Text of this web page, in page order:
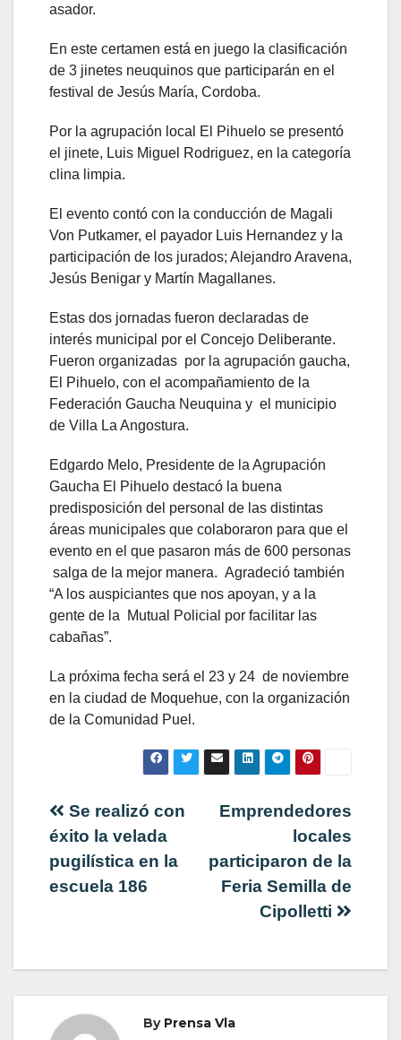
asador.
En este certamen está en juego la clasificación
de 3 jinetes neuquinos que participarán en el
festival de Jesús María, Cordoba.
Por la agrupación local El Pihuelo se presentó
el jinete, Luis Miguel Rodriguez, en la categoría
clina limpia.
El evento contó con la conducción de Magali
Von Putkamer, el payador Luis Hernandez y la
participación de los jurados; Alejandro Aravena,
Jesús Benigar y Martín Magallanes.
Estas dos jornadas fueron declaradas de
interés municipal por el Concejo Deliberante.
Fueron organizadas por la agrupación gaucha,
El Pihuelo, con el acompañamiento de la
Federación Gaucha Neuquina y el municipio
de Villa La Angostura.
Edgardo Melo, Presidente de la Agrupación
Gaucha El Pihuelo destacó la buena
predisposición del personal de las distintas
áreas municipales que colaboraron para que el
evento en el que pasaron más de 600 personas
salga de la mejor manera. Agradeció también
“A los auspiciantes que nos apoyan, y a la
gente de la Mutual Policial por facilitar las
cabañas”.
La próxima fecha será el 23 y 24 de noviembre
en la ciudad de Moquehue, con la organización
de la Comunidad Puel.
Navegación
de
Emprendedores
locales
participaron de la
Feria Semilla de
Cipolletti
Se realizó con
éxito la velada
pugilística en la
escuela 186
By Prensa Vla